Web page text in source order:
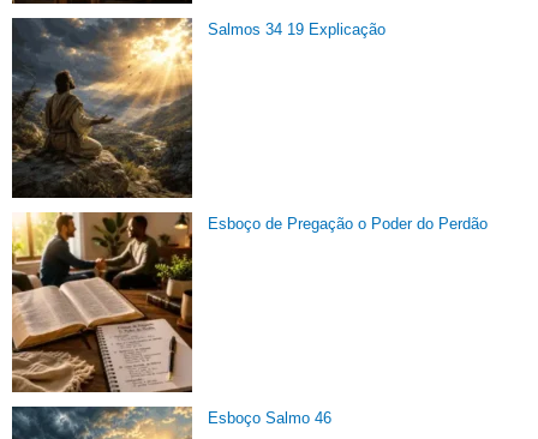
Salmos 34 19 Explicação
Esboço de Pregação o Poder do Perdão
Esboço Salmo 46